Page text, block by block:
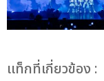
เเท็กที่เกี่ยวข้อง :